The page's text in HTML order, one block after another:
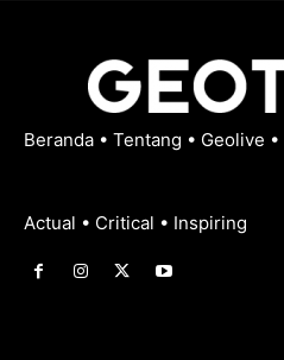
Beranda • Tentang • Geolive •
Actual • Critical • Inspiring